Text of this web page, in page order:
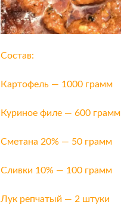
Состав:
Картофель — 1000 грамм
Куриное филе — 600 грамм
Сметана 20% — 50 грамм
Сливки 10% — 100 грамм
Лук репчатый — 2 штуки